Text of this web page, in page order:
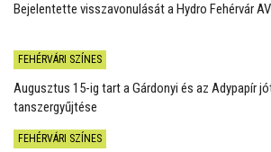
Bejelentette visszavonulását a Hydro Fehérvár
FEHÉRVÁRI SZÍNES
Augusztus 15-ig tart a Gárdonyi és az Adypapír
tanszergyűjtése
FEHÉRVÁRI SZÍNES